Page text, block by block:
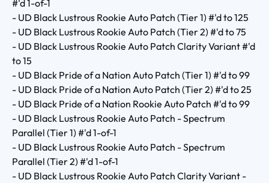
#'d 1-of-1
- UD Black Lustrous Rookie Auto Patch (Tier 1) #'d to 125
- UD Black Lustrous Rookie Auto Patch (Tier 2) #'d to 75
- UD Black Lustrous Rookie Auto Patch Clarity Variant #'d
to 15
- UD Black Pride of a Nation Auto Patch (Tier 1) #'d to 99
- UD Black Pride of a Nation Auto Patch (Tier 2) #'d to 25
- UD Black Pride of a Nation Rookie Auto Patch #'d to 99
- UD Black Lustrous Rookie Auto Patch - Spectrum
Parallel (Tier 1) #'d 1-of-1
- UD Black Lustrous Rookie Auto Patch - Spectrum
Parallel (Tier 2) #'d 1-of-1
- UD Black Lustrous Rookie Auto Patch Clarity Variant -